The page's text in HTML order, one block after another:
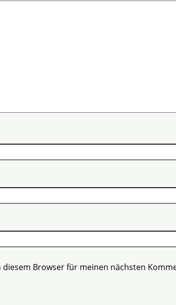
diesem Browser für meinen nächsten